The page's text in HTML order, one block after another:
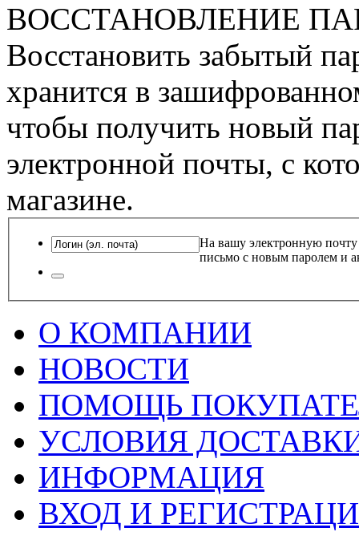
ВОССТАНОВЛЕНИЕ
Восстановить забытый
хранится в
чтобы получить новый
электронной почты, с
магазине.
На вашу электронную почту
письмо с новым паролем и
О КОМПАНИИ
НОВОСТИ
ПОМОЩЬ
УСЛОВИЯ
ИНФОРМАЦИЯ
ВХОД И